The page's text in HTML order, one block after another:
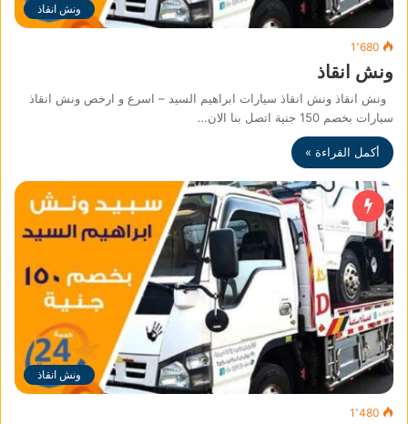
ونش انقاذ
1٬680
ونش انقاذ
ونش انقاذ ونش انقاذ سيارات ابراهيم السيد – اسرع و ارخص ونش انقاذ
سيارات بخصم 150 جنية اتصل بنا الان…
أكمل القراءة »
ونش انقاذ
1٬480